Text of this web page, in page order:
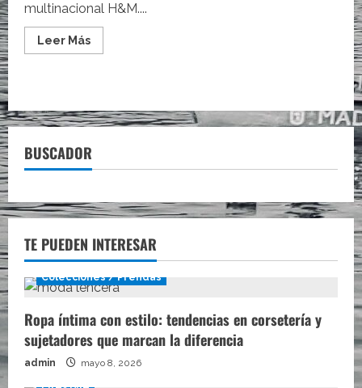
multinacional H&M....
Leer MásLeer
más
del
año,
x
BUSCADOR
TE PUEDEN INTERESAR
Colecciones / Prendas
Ropa íntima con estilo: tendencias en corsetería y
sujetadores que marcan la diferencia
admin mayo 8, 2026